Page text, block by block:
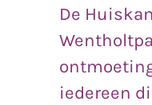
De
iedereen